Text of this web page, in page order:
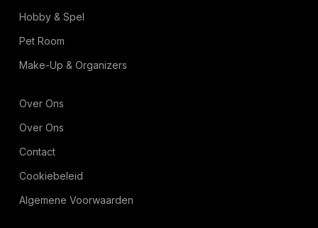
Hobby & Spel
Pet Room
Make-Up & Organizers
Over Ons
Over Ons
Contact
Cookiebeleid
Algemene Voorwaarden